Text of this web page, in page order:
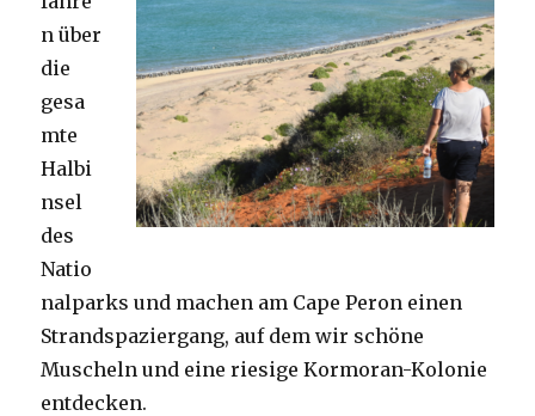
n über
die
gesa
mte
Halbi
nsel
des
Natio
nalparks und machen am Cape Peron einen
Strandspaziergang, auf dem wir schöne
Muscheln und eine riesige Kormoran-Kolonie
entdecken.